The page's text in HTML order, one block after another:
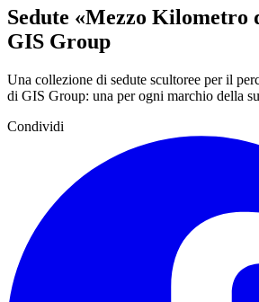
Sedute «Mezzo Kilometro
GIS Group
Una collezione di sedute scultoree per il
di GIS Group: una per ogni marchio della
Condividi